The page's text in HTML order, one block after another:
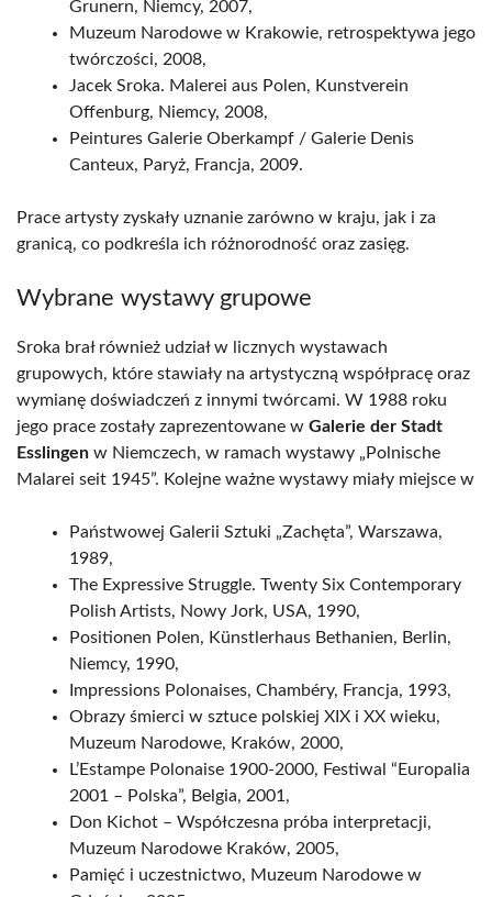
Grunern, Niemcy, 2007,
Muzeum Narodowe w Krakowie, retrospektywa jego
twórczości, 2008,
Jacek Sroka. Malerei aus Polen, Kunstverein
Offenburg, Niemcy, 2008,
Peintures Galerie Oberkampf / Galerie Denis
Canteux, Paryż, Francja, 2009.
Prace artysty zyskały uznanie zarówno w kraju, jak i za
granicą, co podkreśla ich różnorodność oraz zasięg.
Wybrane wystawy grupowe
Sroka brał również udział w licznych wystawach
grupowych, które stawiały na artystyczną współpracę oraz
wymianę doświadczeń z innymi twórcami. W 1988 roku
jego prace zostały zaprezentowane w Galerie der Stadt
Esslingen w Niemczech, w ramach wystawy „Polnische
Malarei seit 1945”. Kolejne ważne wystawy miały miejsce w
Państwowej Galerii Sztuki „Zachęta”, Warszawa,
1989,
The Expressive Struggle. Twenty Six Contemporary
Polish Artists, Nowy Jork, USA, 1990,
Positionen Polen, Künstlerhaus Bethanien, Berlin,
Niemcy, 1990,
Impressions Polonaises, Chambéry, Francja, 1993,
Obrazy śmierci w sztuce polskiej XIX i XX wieku,
Muzeum Narodowe, Kraków, 2000,
L’Estampe Polonaise 1900-2000, Festiwal “Europalia
2001 – Polska”, Belgia, 2001,
Don Kichot – Współczesna próba interpretacji,
Muzeum Narodowe Kraków, 2005,
Pamięć i uczestnictwo, Muzeum Narodowe w